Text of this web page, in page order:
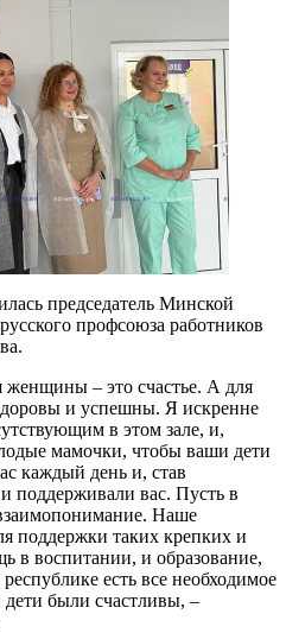
председатель Минской
профсоюза работников
– это счастье. А для
и успешны. Я искренне
в этом зале, и,
мамочки, чтобы ваши дети
каждый день и, став
поддерживали вас. Пусть в
Наше
поддержки таких крепких и
в воспитании, и образование,
есть все необходимое
были счастливы, –